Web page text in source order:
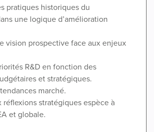
pratiques historiques du
une logique d’amélioration
vision prospective face aux enjeux
R&D en fonction des
et stratégiques.
marché.
réflexions stratégiques espèce à
et globale.